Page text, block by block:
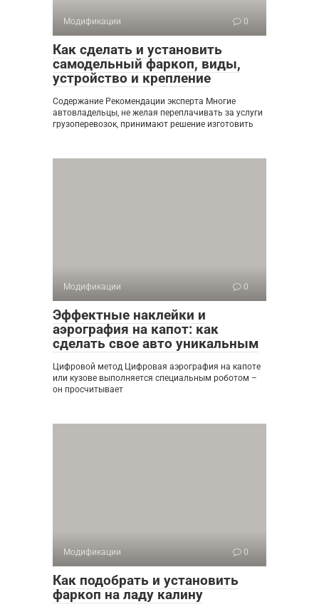
Модификации 0
Как сделать и установить
самодельный фаркоп, виды,
устройство и крепление
Содержание Рекомендации эксперта Многие
автовладельцы, не желая переплачивать за услуги
грузоперевозок, принимают решение изготовить
Модификации 0
Эффектные наклейки и
аэрография на капот: как
сделать свое авто уникальным
Цифровой метод Цифровая аэрография на капоте
или кузове выполняется специальным роботом –
он просчитывает
Модификации 0
Как подобрать и установить
фаркоп на ладу калину